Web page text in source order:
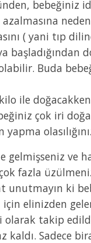
bebeğiniz
( yani tıp
Buda
ile
çok iri
gelmişseniz ve
fazla
unutmayın ki
elinizden
takip
kaldı. Sadece